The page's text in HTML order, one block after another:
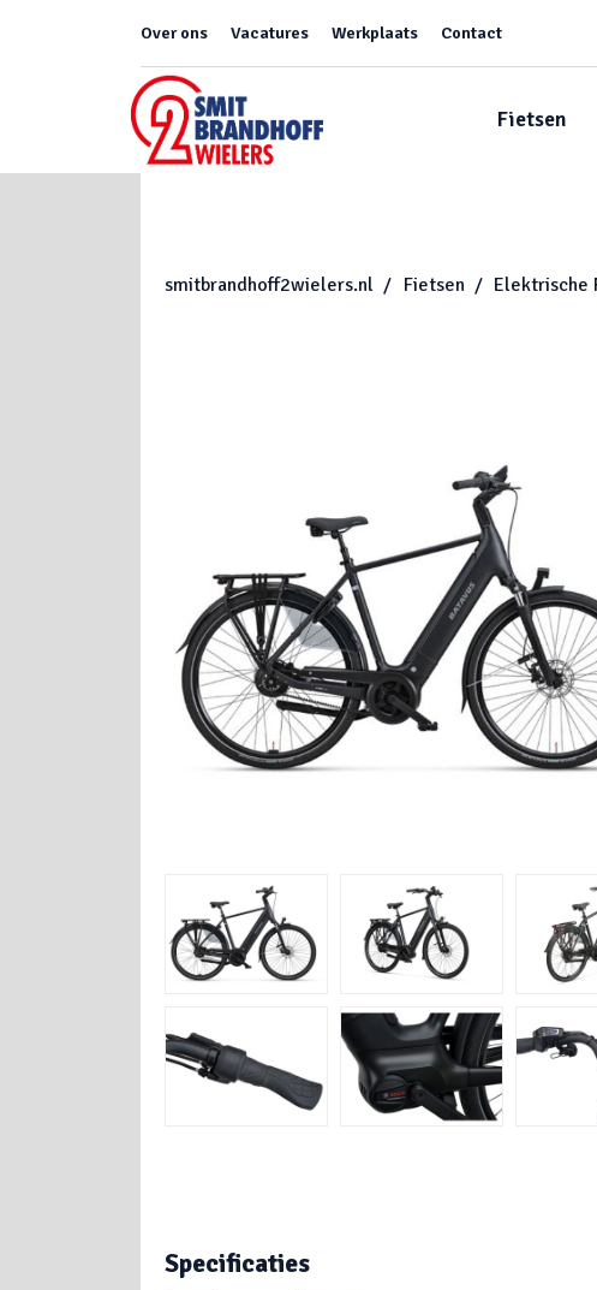
Over ons Vacatures Werkplaats Contact
Fietsen
smitbrandhoff2wielers.nl Fietsen Elektrische
Specificaties